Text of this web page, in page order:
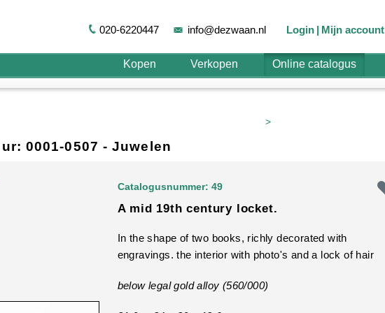
020-6220447 info@dezwaan.nl Login Mijn account
Kopen Verkopen Online catalogus
>
0001-0507 - Juwelen
Catalogusnummer: 49
A mid 19th century locket.
In the shape of two books, richly decorated with
engravings. the interior with photo's and a lock of hair
below legal gold alloy (560/000)